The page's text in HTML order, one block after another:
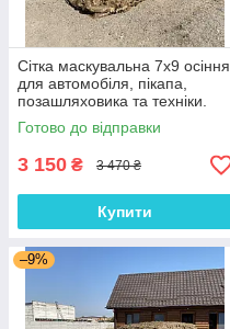
Сітка маскувальна 7х9 осіння
для автомобіля, пікапа,
позашляховика та техніки.
Колір "Осінь №3"
Готово до відправки
3 150 ₴ 3 470 ₴
Купити
–9%